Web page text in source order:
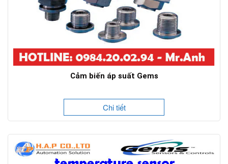
Cảm biến áp suất Gems
Chi tiết